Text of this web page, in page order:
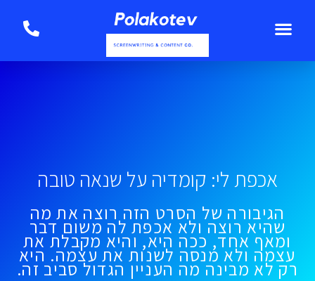
אכפת לי: קומדיה על שנאה טובה
הגיבורה של הסרט הזה רוצה את מה
שהיא רוצה ולא אכפת לה משום דבר
ומאף אחד, ככה היא, והיא מקבלת את
עצמה ולא מנסה לשנות את עצמה. היא
רק לא מבינה מה העניין הגדול סביב זה.